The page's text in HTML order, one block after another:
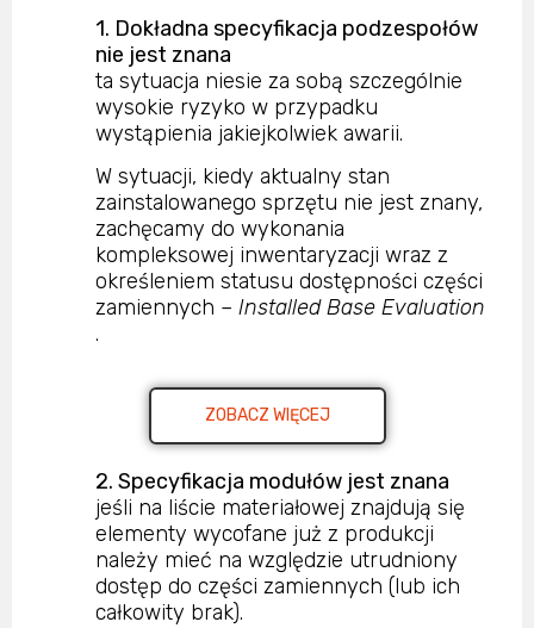
1. Dokładna specyfikacja podzespołów
nie jest znana
ta sytuacja niesie za sobą szczególnie
wysokie ryzyko w przypadku
wystąpienia jakiejkolwiek awarii.
W sytuacji, kiedy aktualny stan
zainstalowanego sprzętu nie jest znany,
zachęcamy do wykonania
kompleksowej inwentaryzacji wraz z
określeniem statusu dostępności części
zamiennych – Installed Base Evaluation
.
ZOBACZ WIĘCEJ
2. Specyfikacja modułów jest znana
jeśli na liście materiałowej znajdują się
elementy wycofane już z produkcji
należy mieć na względzie utrudniony
dostęp do części zamiennych (lub ich
całkowity brak).